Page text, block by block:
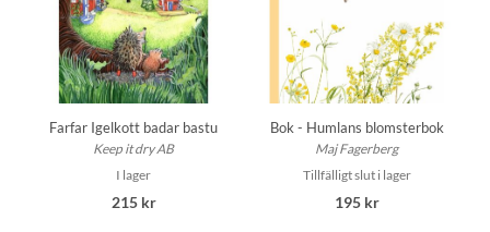
Farfar Igelkott badar bastu
Keep it dry AB
I lager
215 kr
Bok - Humlans blomsterbok
Maj Fagerberg
Tillfälligt slut i lager
195 kr